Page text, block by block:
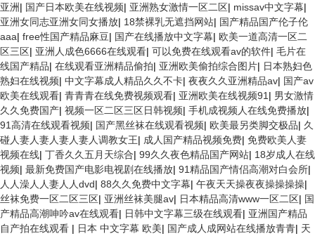
亚洲| 国产日本欧美在线视频| 亚洲熟女激情一区二区| missav中文字幕|
亚洲女同志亚洲女同女播放| 18禁裸乳无遮挡网站| 国产精品国产伦子伦
aaa| free性国产精品麻豆| 国产在线播放中文字幕| 欧美一道高清一区二
区三区| 亚洲人成色6666在线观看| 可以免费在线观看av的软件| 毛片在
线国产精品| 在线观看亚洲精品偷拍| 亚洲欧美偷拍综合图片| 日本熟妇色
熟妇在线视频| 中文字幕成人精品久久不卡| 夜夜久久亚洲精品av| 国产av
欧美在线观看| 青青青在线免费视频观看| 亚洲欧美在线视频91 | 男女激情
久久免费国产| 视频一区二区三区日韩视频| 手机成视频人在线免费播放|
91高清在线观看视频| 国产黑丝袜在线观看视频| 欧美最另类脚交极品| 久
碰人妻人妻人妻人妻人调教女王| 成人国产精品视频免费| 免费欧美人妻
视频在线| 丁香久久五月天综合| 99久久夜色精品国产网站| 18岁成人在线
视频| 最新免费国产电影电视剧在线播放| 91精品国产情侣高潮对白会所|
人人澡人人妻人人dvd| 88久久免费中文字幕| 午夜天天操夜夜操操操操|
丝袜免费一区二区三区| 亚洲丝袜美腿av| 日本精品高清www一区二区| 国
产精品高潮呻吟av在线观看| 日韩中文字幕三级在线观看| 亚洲国产精品
自产拍在线观看 | 日本 中文字幕 欧美| 国产成人成网站在线播放青青| 天